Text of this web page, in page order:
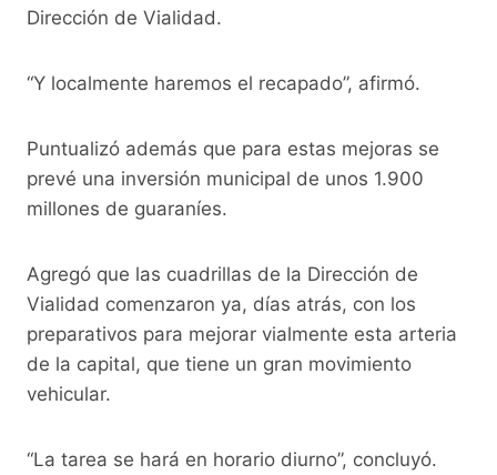
Dirección de Vialidad.
“Y localmente haremos el recapado”, afirmó.
Puntualizó además que para estas mejoras se
prevé una inversión municipal de unos 1.900
millones de guaraníes.
Agregó que las cuadrillas de la Dirección de
Vialidad comenzaron ya, días atrás, con los
preparativos para mejorar vialmente esta arteria
de la capital, que tiene un gran movimiento
vehicular.
“La tarea se hará en horario diurno”, concluyó.